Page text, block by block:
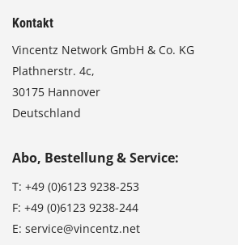
Kontakt
Vincentz Network GmbH & Co. KG
Plathnerstr. 4c,
30175 Hannover
Deutschland
Abo, Bestellung & Service:
T: +49 (0)6123 9238-253
F: +49 (0)6123 9238-244
E: service@vincentz.net